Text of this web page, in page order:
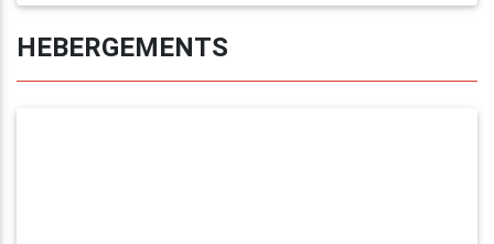
HEBERGEMENTS